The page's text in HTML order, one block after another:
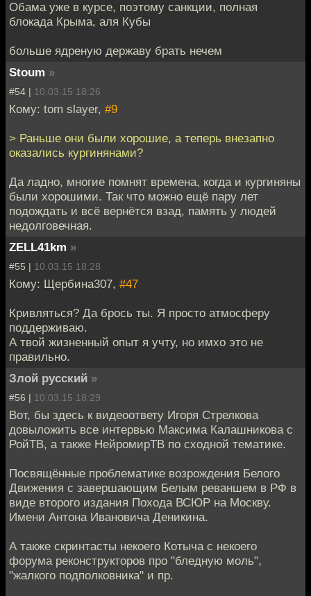
Обама уже в курсе, поэтому санкции, полная
блокада Крыма, аля Кубы
больше ядреную державу брать нечем
Stoum »
#54 | 10.03.15 18:26
Кому: tom slayer, #9
> Раньше они были хорошие, а теперь внезапно
оказались кургинянами?
Да ладно, многие помнят времена, когда и кургиняны
были хорошими. Так что можно ещё пару лет
подождать и всё вернётся взад, память у людей
недолговечная.
ZELL41km »
#55 | 10.03.15 18:28
Кому: Щербина307, #47
Кривляться? Да брось ты. Я просто атмосферу
поддерживаю.
А твой жизненный опыт я учту, но имхо это не
правильно.
Злой русский »
#56 | 10.03.15 18:29
Вот, бы здесь к видеоответу Игоря Стрелкова
довыложить все интервью Максима Калашникова с
РойТВ, а также НейромирТВ по сходной тематике.
Посвящённые проблематике возрождения Белого
Движения с завершающим Белым реваншем в РФ в
виде второго издания Похода ВСЮР на Москву.
Имени Антона Ивановича Деникина.
А также скринтасты некоего Котыча с некоего
форума реконструкторов про "бледную моль",
"жалкого подполковника" и пр.